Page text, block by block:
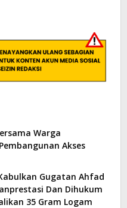
Warga
Akses
Gugatan Ahfad
Dan Dihukum
35 Gram Logam